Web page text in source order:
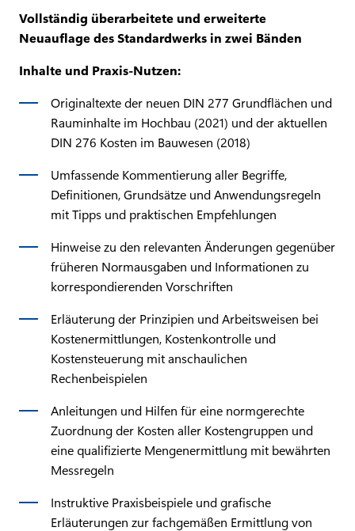
Vollständig überarbeitete und erweiterte
Neuauflage des Standardwerks in zwei Bänden
Inhalte und Praxis-Nutzen:
Originaltexte der neuen DIN 277 Grundflächen und
Rauminhalte im Hochbau (2021) und der aktuellen
DIN 276 Kosten im Bauwesen (2018)
Umfassende Kommentierung aller Begriffe,
Definitionen, Grundsätze und Anwendungsregeln
mit Tipps und praktischen Empfehlungen
Hinweise zu den relevanten Änderungen gegenüber
früheren Normausgaben und Informationen zu
korrespondierenden Vorschriften
Erläuterung der Prinzipien und Arbeitsweisen bei
Kostenermittlungen, Kostenkontrolle und
Kostensteuerung mit anschaulichen
Rechenbeispielen
Anleitungen und Hilfen für eine normgerechte
Zuordnung der Kosten aller Kostengruppen und
eine qualifizierte Mengenermittlung mit bewährten
Messregeln
Instruktive Praxisbeispiele und grafische
Erläuterungen zur fachgemäßen Ermittlung von